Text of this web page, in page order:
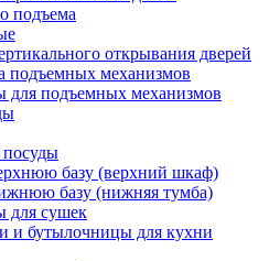
подъема
открывания дверей
подъемных механизмов
для подъемных механизмов
базу (верхний шкаф)
базу (нижняя тумба)
для сушек
и бутылочницы для кухни